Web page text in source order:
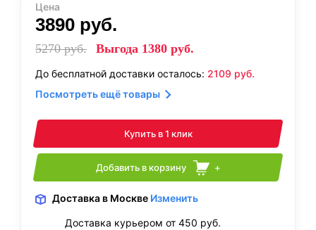
Цена
3890 руб.
5270руб. Выгода 1380 руб.
До бесплатной доставки осталось: 2109 руб.
Посмотреть ещё товары
Купить в 1 клик
Добавить в корзину +
Доставка в Москве Изменить
Доставка курьером от 450 руб.